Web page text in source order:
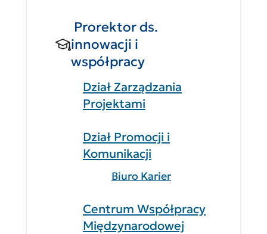
Prorektor ds.
innowacji i
współpracy
Dział Zarządzania
Projektami
Dział Promocji i
Komunikacji
Biuro Karier
Centrum Współpracy
Międzynarodowej